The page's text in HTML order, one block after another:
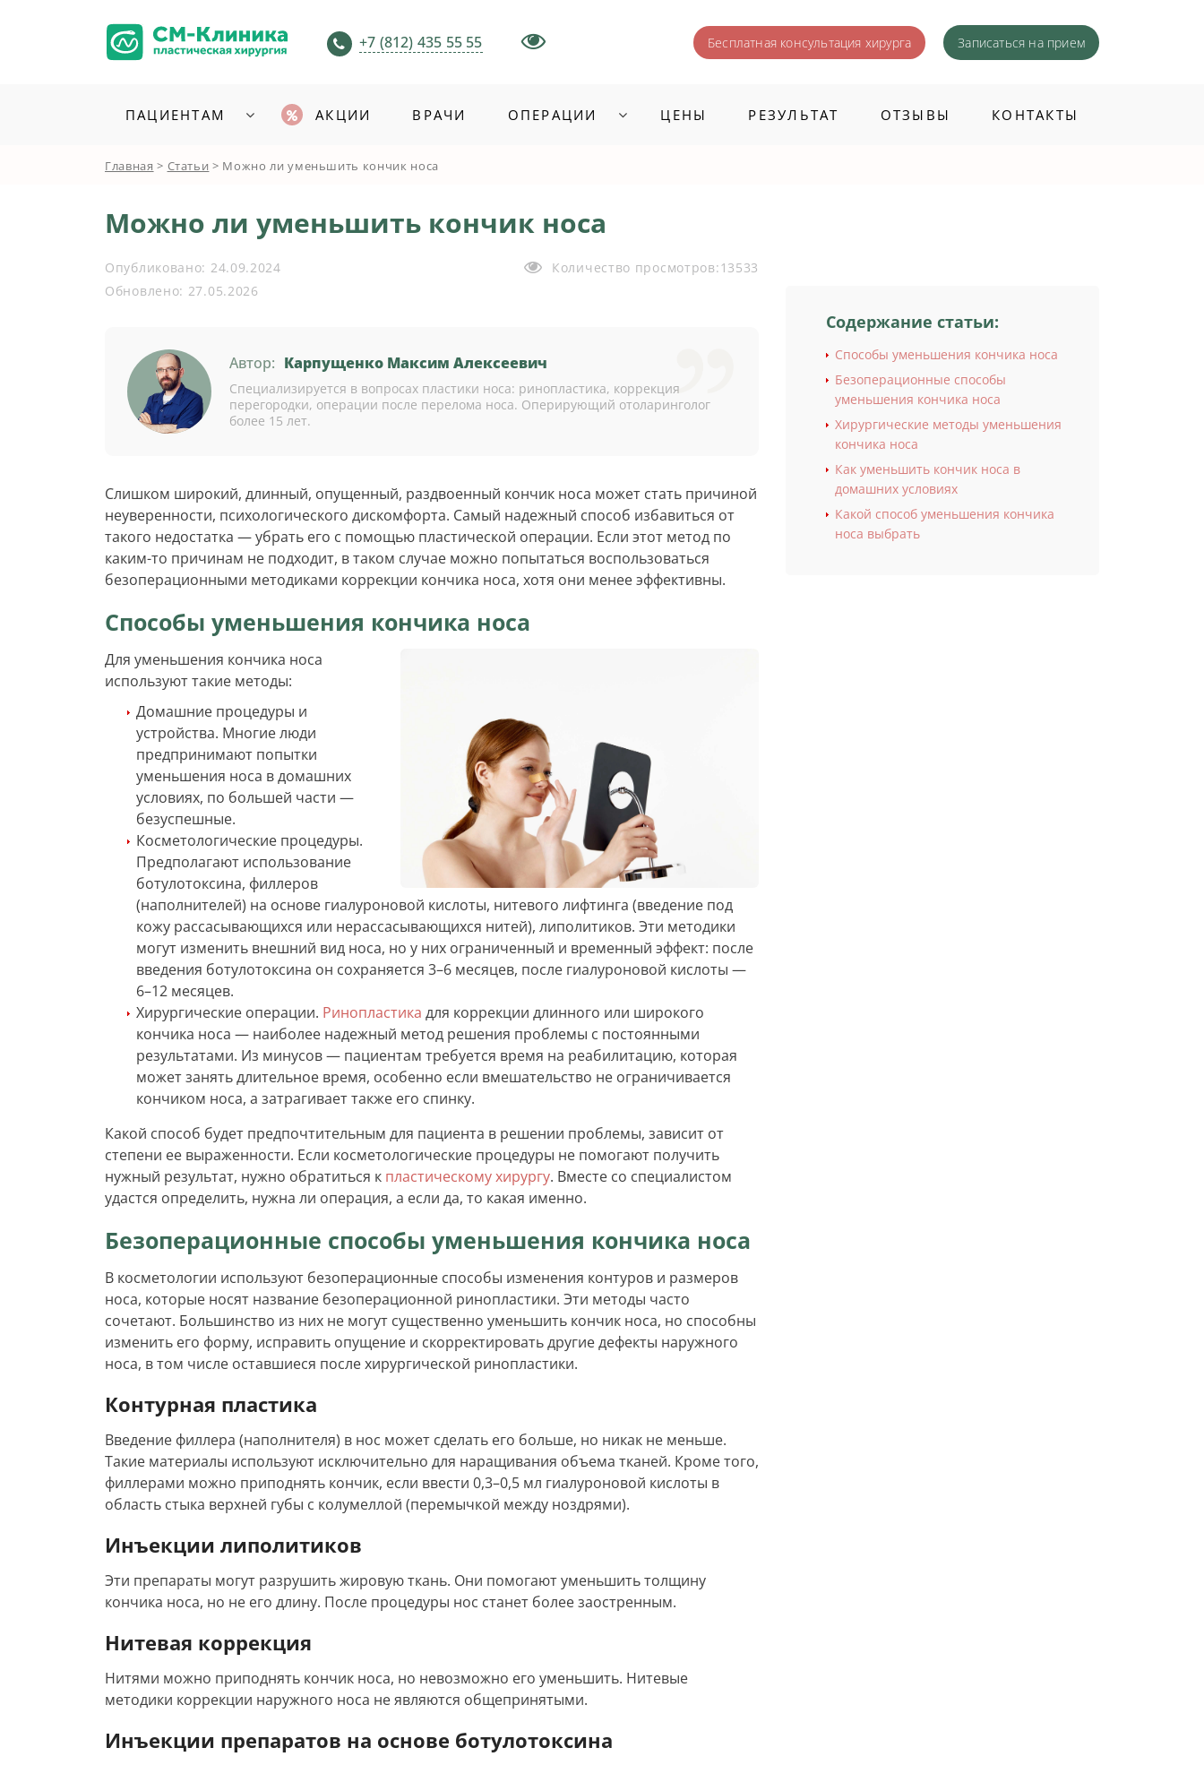
+7 (812) 435 55 55 Бесплатная консультация хирурга Записаться на прием
ПАЦИЕНТАМ АКЦИИ ВРАЧИ ОПЕРАЦИИ ЦЕНЫ РЕЗУЛЬТАТ ОТЗЫВЫ КОНТАКТЫ
Главная > Статьи > Можно ли уменьшить кончик носа
Можно ли уменьшить кончик носа
Опубликовано: 24.09.2024
Обновлено: 27.05.2026
Количество просмотров:13533
Автор: Карпущенко Максим Алексеевич
Специализируется в вопросах пластики носа: ринопластика, коррекция
перегородки, операции после перелома носа. Оперирующий отоларинголог
более 15 лет.
Содержание статьи:
Способы уменьшения кончика носа
Безоперационные способы
уменьшения кончика носа
Хирургические методы уменьшения
кончика носа
Как уменьшить кончик носа в
домашних условиях
Какой способ уменьшения кончика
носа выбрать
Слишком широкий, длинный, опущенный, раздвоенный кончик носа может стать причиной
неуверенности, психологического дискомфорта. Самый надежный способ избавиться от
такого недостатка — убрать его с помощью пластической операции. Если этот метод по
каким-то причинам не подходит, в таком случае можно попытаться воспользоваться
безоперационными методиками коррекции кончика носа, хотя они менее эффективны.
Способы уменьшения кончика носа
Для уменьшения кончика носа
используют такие методы:
Домашние процедуры и
устройства. Многие люди
предпринимают попытки
уменьшения носа в домашних
условиях, по большей части —
безуспешные.
Косметологические процедуры.
Предполагают использование
ботулотоксина, филлеров
(наполнителей) на основе гиалуроновой кислоты, нитевого лифтинга (введение под
кожу рассасывающихся или нерассасывающихся нитей), липолитиков. Эти методики
могут изменить внешний вид носа, но у них ограниченный и временный эффект: после
введения ботулотоксина он сохраняется 3–6 месяцев, после гиалуроновой кислоты —
6–12 месяцев.
Хирургические операции. Ринопластика для коррекции длинного или широкого
кончика носа — наиболее надежный метод решения проблемы с постоянными
результатами. Из минусов — пациентам требуется время на реабилитацию, которая
может занять длительное время, особенно если вмешательство не ограничивается
кончиком носа, а затрагивает также его спинку.
Какой способ будет предпочтительным для пациента в решении проблемы, зависит от
степени ее выраженности. Если косметологические процедуры не помогают получить
нужный результат, нужно обратиться к пластическому хирургу. Вместе со специалистом
удастся определить, нужна ли операция, а если да, то какая именно.
Безоперационные способы уменьшения кончика носа
В косметологии используют безоперационные способы изменения контуров и размеров
носа, которые носят название безоперационной ринопластики. Эти методы часто
сочетают. Большинство из них не могут существенно уменьшить кончик носа, но способны
изменить его форму, исправить опущение и скорректировать другие дефекты наружного
носа, в том числе оставшиеся после хирургической ринопластики.
Контурная пластика
Введение филлера (наполнителя) в нос может сделать его больше, но никак не меньше.
Такие материалы используют исключительно для наращивания объема тканей. Кроме того,
филлерами можно приподнять кончик, если ввести 0,3–0,5 мл гиалуроновой кислоты в
область стыка верхней губы с колумеллой (перемычкой между ноздрями).
Инъекции липолитиков
Эти препараты могут разрушить жировую ткань. Они помогают уменьшить толщину
кончика носа, но не его длину. После процедуры нос станет более заостренным.
Нитевая коррекция
Нитями можно приподнять кончик носа, но невозможно его уменьшить. Нитевые
методики коррекции наружного носа не являются общепринятыми.
Инъекции препаратов на основе ботулотоксина